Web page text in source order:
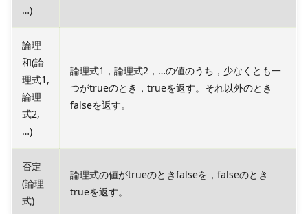
…)
論理
和(論
理式1,
論理
式2,
…)
論理式1，論理式2，…の値のうち，少なくとも一
つがtrueのとき，trueを返す。それ以外のとき
falseを返す。
否定
(論理
式)
論理式の値がtrueのときfalseを，falseのとき
trueを返す。